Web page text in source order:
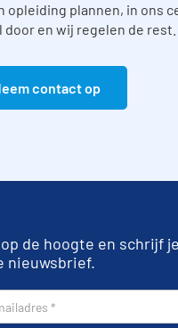
plannen, in ons
door en wij regelen de rest.
contact op
de hoogte en schrijf
nieuwsbrief.